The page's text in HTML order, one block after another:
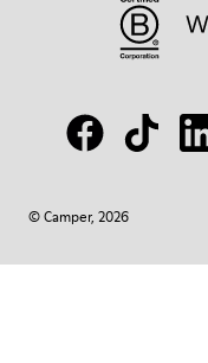
© Camper, 2026